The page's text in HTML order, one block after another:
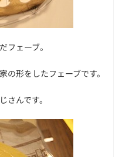
フェーブ。
形をしたフェーブです。
さんです。